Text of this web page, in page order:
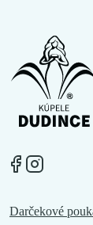
Darčekové